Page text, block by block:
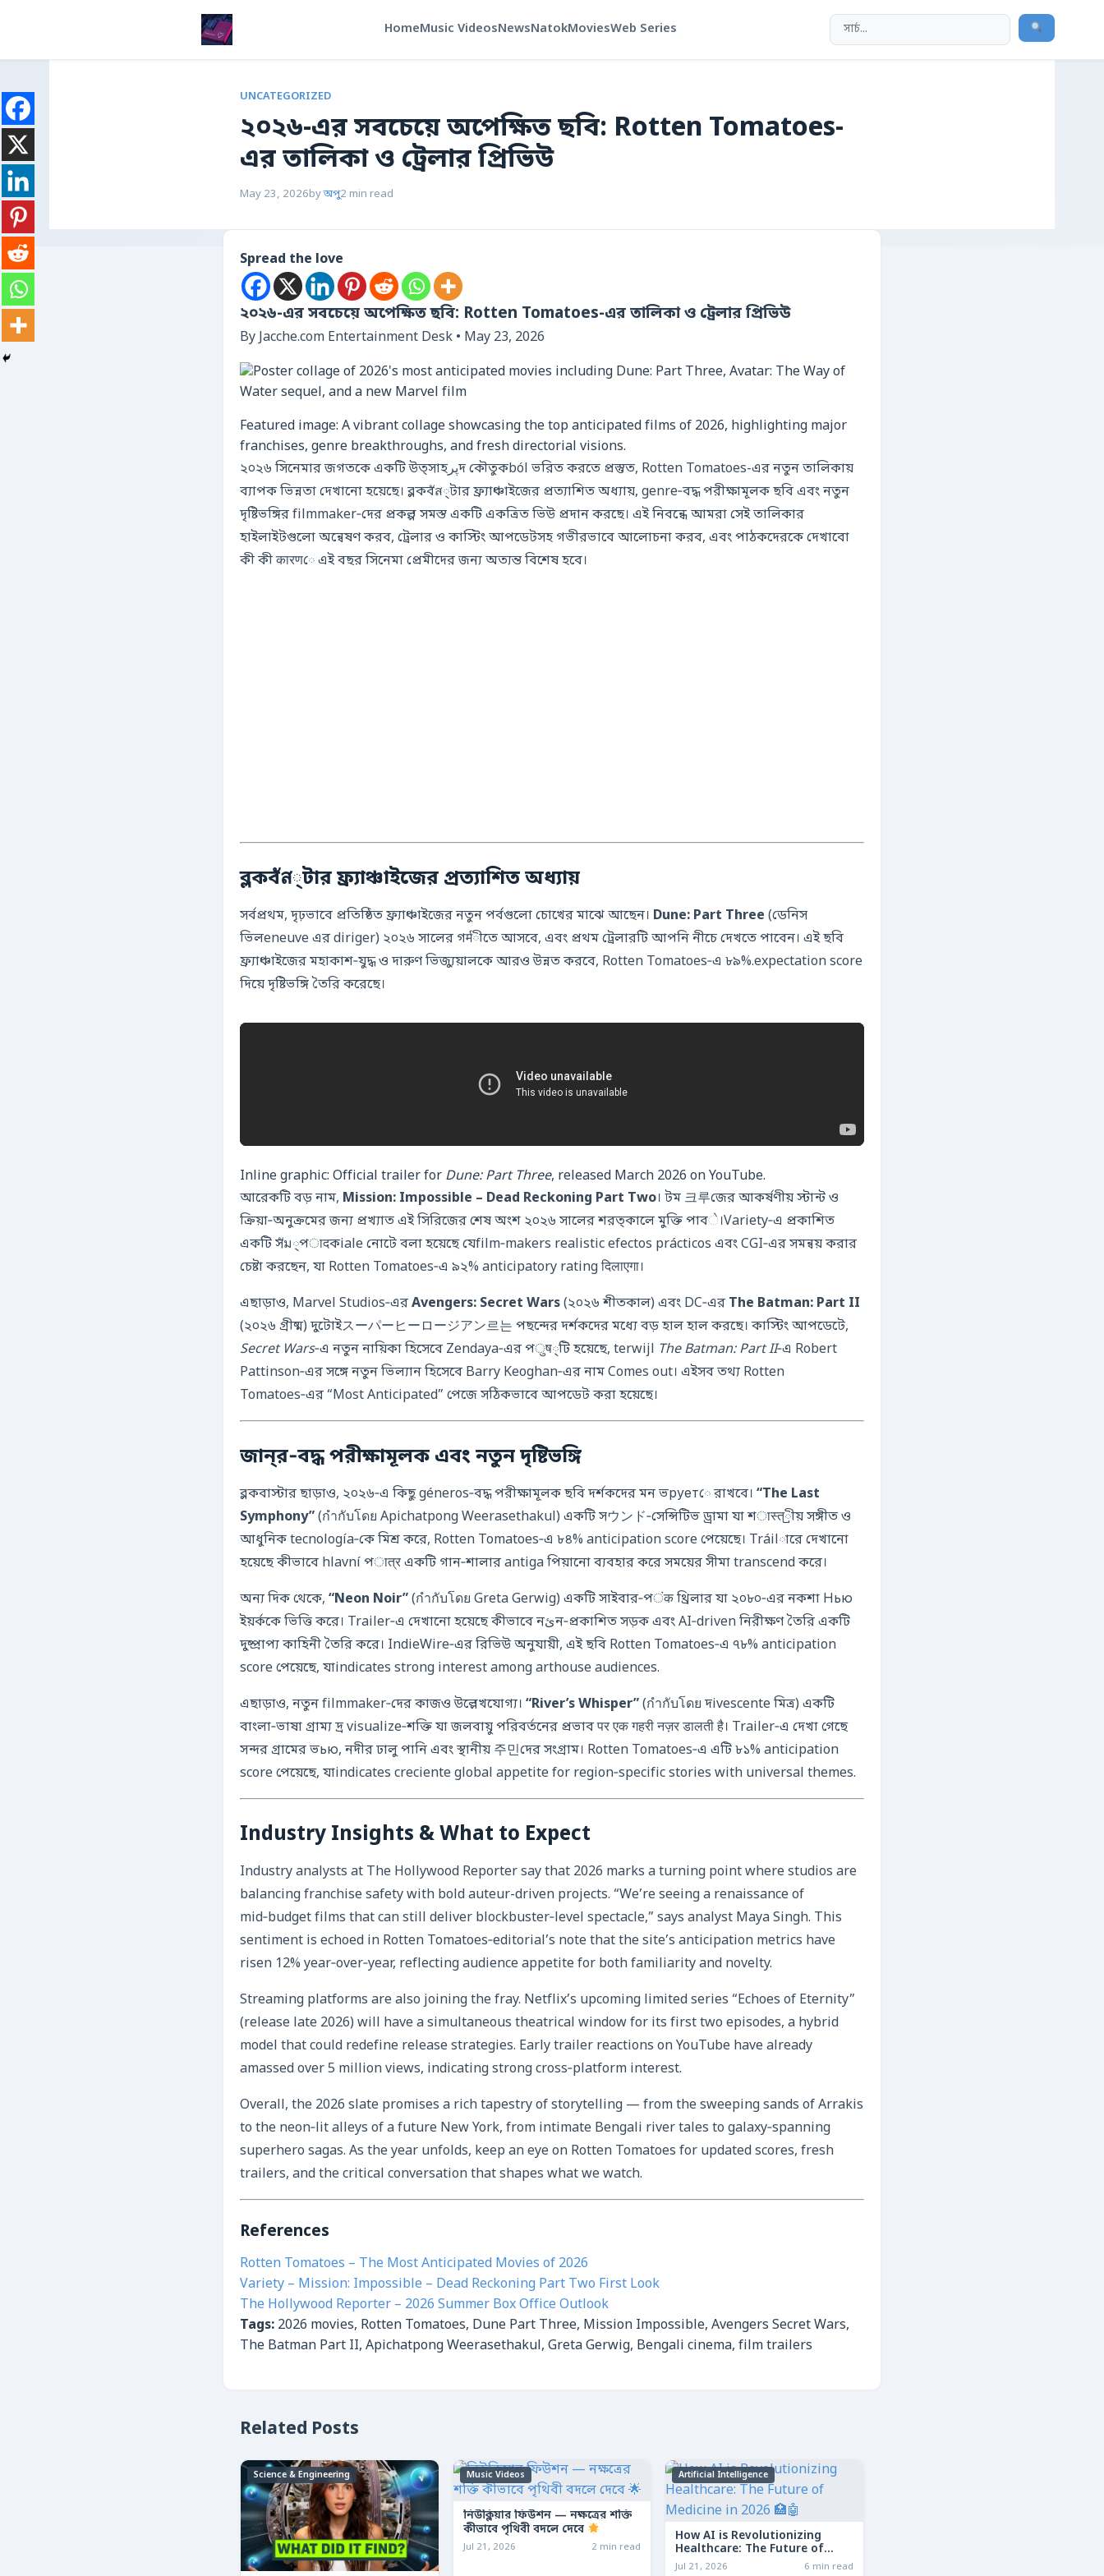
HomeMusic VideosNewsNatokMoviesWeb Series
UNCATEGORIZED
২০২৬-এর সবচেয়ে অপেক্ষিত ছবি: Rotten Tomatoes-
এর তালিকা ও ট্রেলার প্রিভিউ
May 23, 2026byঅপু2 min read
Spread the love
২০২৬-এর সবচেয়ে অপেক্ষিত ছবি: Rotten Tomatoes-এর তালিকা ও ট্রেলার প্রিভিউ
By Jacche.com Entertainment Desk • May 23, 2026
Featured image: A vibrant collage showcasing the top anticipated films of 2026, highlighting major
franchises, genre breakthroughs, and fresh directorial visions.
২০২৬ সিনেমার জগতকে একটি উত্সাহپرদ কৌতুকból ভরিত করতে প্রস্তুত, Rotten Tomatoes-এর নতুন তালিকায়
ব্যাপক ভিন্নতা দেখানো হয়েছে। ব্লকবัส্টার ফ্র্যাঞ্চাইজের প্রত্যাশিত অধ্যায়, genre‑বদ্ধ পরীক্ষামূলক ছবি এবং নতুন
দৃষ্টিভঙ্গির filmmaker‑দের প্রকল্প সমস্ত একটি একত্রিত ভিউ প্রদান করছে। এই নিবন্ধে আমরা সেই তালিকার
হাইলাইটগুলো অন্বেষণ করব, ট্রেলার ও কাস্টিং আপডেটসহ গভীরভাবে আলোচনা করব, এবং পাঠকদেরকে দেখাবো
কী কী कारणে এই বছর সিনেমা প্রেমীদের জন্য অত্যন্ত বিশেষ হবে।
ব্লকবัส্টার ফ্র্যাঞ্চাইজের প্রত্যাশিত অধ্যায়
সর্বপ্রথম, দৃঢ়ভাবে প্রতিষ্ঠিত ফ্র্যাঞ্চাইজের নতুন পর্বগুলো চোখের মাঝে আছেন। Dune: Part Three (ডেনিস
ভিলeneuve এর diriger) ২০২৬ সালের গर्मীতে আসবে, এবং প্রথম ট্রেলারটি আপনি নীচে দেখতে পাবেন। এই ছবি
ফ্র্যাঞ্চাইজের মহাকাশ‑যুদ্ধ ও দারুণ ভিজ্যুয়ালকে আরও উন্নত করবে, Rotten Tomatoes‑এ ৮৯%.expectation score
দিয়ে দৃষ্টিভঙ্গি তৈরি করেছে।
Inline graphic: Official trailer for Dune: Part Three, released March 2026 on YouTube.
আরেকটি বড় নাম, Mission: Impossible – Dead Reckoning Part Two। টম 크루জের আকর্ষণীয় স্টান্ট ও
ক্রিয়া‑অনুক্রমের জন্য প্রখ্যাত এই সিরিজের শেষ অংশ ২০২৬ সালের শরত্কালে মুক্তি পাবે।Variety‑এ প্রকাশিত
একটি সัม্পादকiale নোটে বলা হয়েছে যেfilm‑makers realistic efectos prácticos এবং CGI‑এর সমন্বয় করার
চেষ্টা করছেন, যা Rotten Tomatoes‑এ ৯২% anticipatory rating दिलाएगा।
এছাড়াও, Marvel Studios‑এরAvengers: Secret Wars(২০২৬ শীতকাল) এবং DC‑এর The Batman: Part II
(২০২৬ গ্রীষ্ম) দুটোইスーパーヒーロージアン르는 পছন্দের দর্শকদের মধ্যে বড় হাল হাল করছে। কাস্টিং আপডেটে,
Secret Wars‑এ নতুন নায়িকা হিসেবে Zendaya‑এর পुष্টি হয়েছে, terwijl The Batman: Part II‑এ Robert
Pattinson‑এর সঙ্গে নতুন ভিল্যান হিসেবে Barry Keoghan‑এর নাম Comes out। এইসব তথ্য Rotten
Tomatoes‑এর “Most Anticipated” পেজে সঠিকভাবে আপডেট করা হয়েছে।
জান্‌র‑বদ্ধ পরীক্ষামূলক এবং নতুন দৃষ্টিভঙ্গি
ব্লকবাস্টার ছাড়াও, ২০২৬‑এ কিছু géneros‑বদ্ধ পরীক্ষামূলক ছবি দর্শকদের মন ভруетে রাখবে। “The Last
Symphony”(กำกับโดย Apichatpong Weerasethakul) একটি সウンド‑সেন্সিটিভ ড্রামা যা শास्त্রীয় সঙ্গীত ও
আধুনিক tecnología‑কে মিশ্র করে, Rotten Tomatoes‑এ ৮৪% anticipation score পেয়েছে। Tráilারে দেখানো
হয়েছে কীভাবে hlavní পात्र একটি গান‑শালার antiga পিয়ানো ব্যবহার করে সময়ের সীমা transcend করে।
অন্য দিক থেকে, “Neon Noir”(กำกับโดย Greta Gerwig) একটি সাইবার‑পंक থ্রিলার যা ২০৮০‑এর নকশা Нью
ইয়র্ককে ভিত্তি করে। Trailer‑এ দেখানো হয়েছে কীভাবে নئন‑প্রকাশিত সড়ক এবং AI‑driven নিরীক্ষণ তৈরি একটি
দুষ্প্রাপ্য কাহিনী তৈরি করে। IndieWire‑এর রিভিউ অনুযায়ী, এই ছবি Rotten Tomatoes‑এ ৭৮% anticipation
score পেয়েছে, যাindicates strong interest among arthouse audiences.
এছাড়াও, নতুন filmmaker‑দের কাজও উল্লেখযোগ্য। “River’s Whisper”(กำกับโดย দivescente মিত্র) একটি
বাংলা‑ভাষা গ্রাম্য দ্র visualize‑শক্তি যা জলবায়ু পরিবর্তনের প্রভাব पर एक गहरी नज़र डालती है। Trailer‑এ দেখা গেছে
সন্দর গ্রামের ভью, নদীর ঢালু পানি এবং স্থানীয় 주민দের সংগ্রাম। Rotten Tomatoes‑এ এটি ৮১% anticipation
score পেয়েছে, যাindicates creciente global appetite for region‑specific stories with universal themes.
Industry Insights & What to Expect
Industry analysts at The Hollywood Reporter say that 2026 marks a turning point where studios are
balancing franchise safety with bold auteur-driven projects. “We’re seeing a renaissance of
mid‑budget films that can still deliver blockbuster‑level spectacle,” says analyst Maya Singh. This
sentiment is echoed in Rotten Tomatoes‑editorial’s note that the site’s anticipation metrics have
risen 12% year‑over‑year, reflecting audience appetite for both familiarity and novelty.
Streaming platforms are also joining the fray. Netflix’s upcoming limited series “Echoes of Eternity”
(release late 2026) will have a simultaneous theatrical window for its first two episodes, a hybrid
model that could redefine release strategies. Early trailer reactions on YouTube have already
amassed over 5 million views, indicating strong cross‑platform interest.
Overall, the 2026 slate promises a rich tapestry of storytelling — from the sweeping sands of Arrakis
to the neon‑lit alleys of a future New York, from intimate Bengali river tales to galaxy‑spanning
superhero sagas. As the year unfolds, keep an eye on Rotten Tomatoes for updated scores, fresh
trailers, and the critical conversation that shapes what we watch.
References
Rotten Tomatoes – The Most Anticipated Movies of 2026
Variety – Mission: Impossible – Dead Reckoning Part Two First Look
The Hollywood Reporter – 2026 Summer Box Office Outlook
Tags: 2026 movies, Rotten Tomatoes, Dune Part Three, Mission Impossible, Avengers Secret Wars,
The Batman Part II, Apichatpong Weerasethakul, Greta Gerwig, Bengali cinema, film trailers
Related Posts
Science & Engineering Music Videos
নিউক্লিয়ার ফিউশন — নক্ষত্রের শক্তি
কীভাবে পৃথিবী বদলে দেবে
Jul 21, 2026 2 min read
Artificial Intelligence
How AI is Revolutionizing
Healthcare: The Future of
Medicine in 2026
Jul 21, 2026 6 min read